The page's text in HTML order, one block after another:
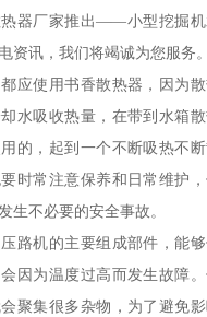
厂家推出——小型挖掘机
资讯，我们将竭诚为您服务。
应使用书香散热器，因为
水吸收热量，在带到水箱
的，起到一个不断吸热不
时常注意保养和日常维护
生不必要的安全事故。
路机的主要组成部件，能
因为温度过高而发生故障
聚集很多杂物，为了避免